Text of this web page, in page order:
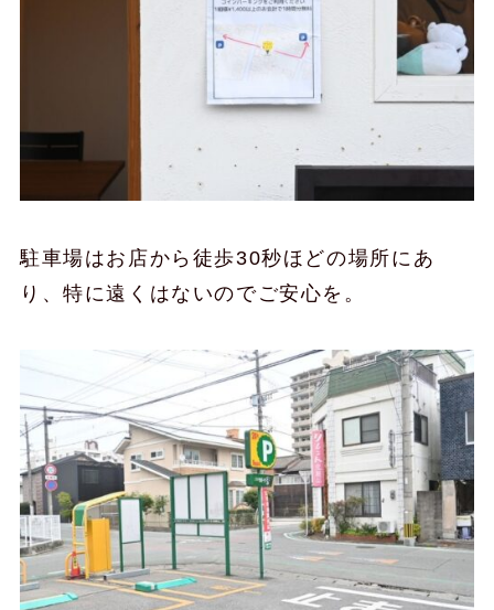
駐車場はお店から徒歩30秒ほどの場所にあ
り、特に遠くはないのでご安心を。